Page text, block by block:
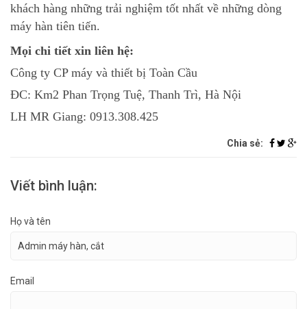
khách hàng những trải nghiệm tốt nhất về những dòng
máy hàn tiên tiến.
Mọi chi tiết xin liên hệ:
Công ty CP máy và thiết bị Toàn Cầu
ĐC: Km2 Phan Trọng Tuệ, Thanh Trì, Hà Nội
LH MR Giang: 0913.308.425
Chia sẻ:
Viết bình luận:
Họ và tên
Email